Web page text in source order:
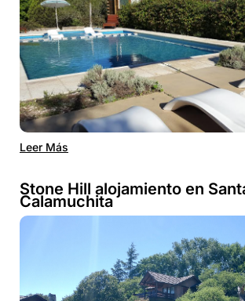
Leer Más
Stone Hill alojamiento en
Calamuchita